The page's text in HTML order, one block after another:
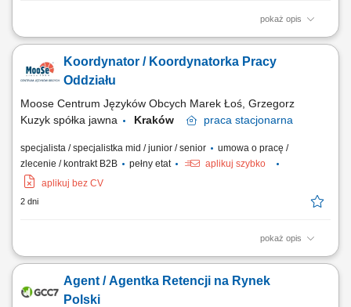
pokaż opis
zapewnianie profesjonalnej obsługi klienta w języku angielskim
użytkowników; odpowiadanie na pytania klientów i pomoc w
rozwiązywaniu bieżących problemów; diagnozowanie podstawowych
Koordynator / Koordynatorka Pracy
Oddziału
Moose Centrum Języków Obcych Marek Łoś, Grzegorz
Kuzyk spółka jawna
Kraków praca stacjonarna
specjalista / specjalistka mid / junior / senior
umowa o pracę /
zlecenie / kontrakt B2B
pełny etat
aplikuj szybko
aplikuj bez CV
2 dni
pokaż opis
Opis stanowiska: Organizowanie i koordynowanie bieżącej pracy
administracyjnych. Dbanie o sprawny przepływ informacji oraz
prawidłową organizację pracy. Współpraca z zespołem oraz dbanie o
Agent / Agentka Retencji na Rynek
Polski